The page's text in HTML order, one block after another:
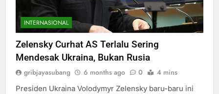
INTERNASIONAL
Zelensky Curhat AS Terlalu Sering
Mendesak Ukraina, Bukan Rusia
gribjayasubang 6 months ago 0 4 mins
Presiden Ukraina Volodymyr Zelensky baru-baru ini